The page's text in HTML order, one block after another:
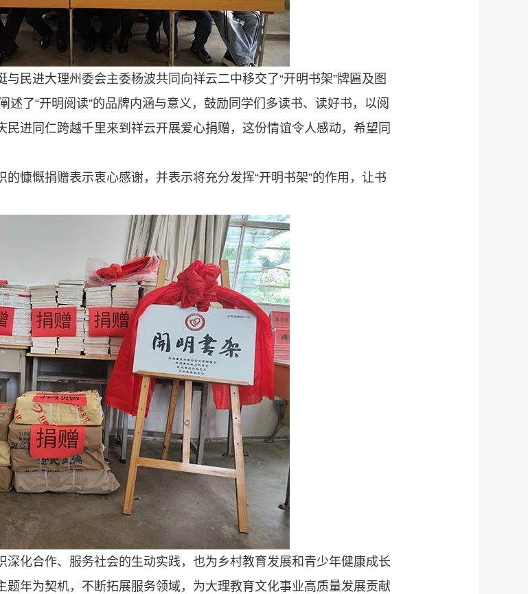
民进大理州委会主委杨波共同向祥云二中移交了“开明书架”牌匾及图
了“开明阅读”的品牌内涵与意义，鼓励同学们多读书、读好书，以阅
进同仁跨越千里来到祥云开展爱心捐赠，这份情谊令人感动，希望同
慷慨捐赠表示衷心感谢，并表示将充分发挥“开明书架”的作用，让书
化合作、服务社会的生动实践，也为乡村教育发展和青少年健康成长
年为契机，不断拓展服务领域，为大理教育文化事业高质量发展贡献